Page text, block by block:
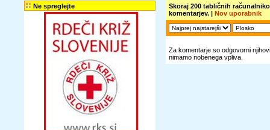
Ne spreglejte
Skoraj 200 tabličnih
komentarjev. | Nov uporabnik
Za komentarje so odgovorni
nimamo nobenega vpliva.